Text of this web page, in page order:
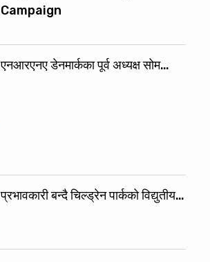
Campaign
एनआरएनए डेनमार्कका पूर्व अध्यक्ष सोम…
प्रभावकारी बन्दै चिल्ड्रेन पार्कको विद्युतीय…